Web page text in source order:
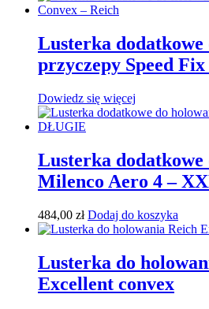
Lusterka dodatkowe
przyczepy Speed
Dowiedz się więcej
Lusterka dodatkowe
Milenco Aero 4 –
484,00 zł Dodaj do koszyka
Lusterka do
Excellent convex